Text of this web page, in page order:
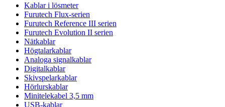
Kablar i lösmeter
Furutech Flux-serien
Furutech Reference III serien
Furutech Evolution II serien
Nätkablar
Högtalarkablar
Analoga signalkablar
Digitalkablar
Skivspelarkablar
Hörlurskablar
Minitelekabel 3,5 mm
USB-kablar